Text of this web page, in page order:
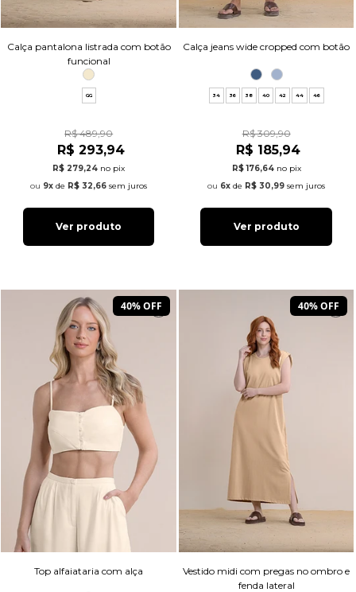
Calça pantalona listrada com botão
funcional
GG
R$ 489,90
R$ 293,94
R$ 279,24 no pix
9x de R$ 32,66 sem juros
Ver produto
Calça jeans wide cropped com botão
34 36 38 40 42 44 46
R$ 309,90
R$ 185,94
R$ 176,64 no pix
6x de R$ 30,99 sem juros
Ver produto
40% OFF
Top alfaiataria com alça
40% OFF
Vestido midi com pregas no ombro e
fenda lateral